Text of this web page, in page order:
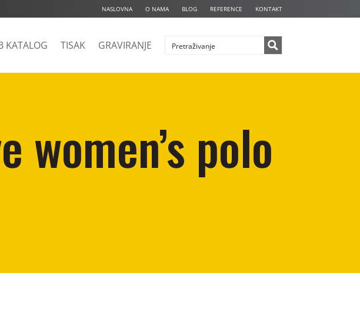
NASLOVNA O NAMA BLOG REFERENCE KONTAKT
KATALOG TISAK GRAVIRANJE
women’s polo